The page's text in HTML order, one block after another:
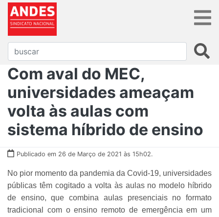
Com aval do MEC,
universidades ameaçam
volta às aulas com
sistema híbrido de ensino
Publicado em 26 de Março de 2021 às 15h02.
No pior momento da pandemia da Covid-19, universidades
públicas têm cogitado a volta às aulas no modelo híbrido
de ensino, que combina aulas presenciais no formato
tradicional com o ensino remoto de emergência em um